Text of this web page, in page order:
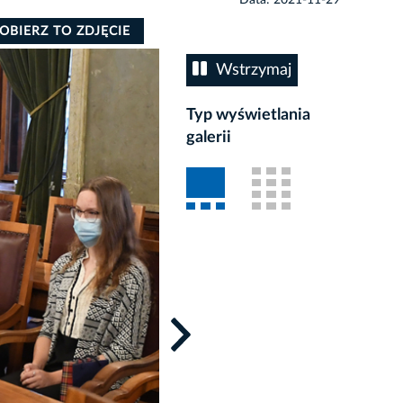
Wstrzymaj
Typ wyświetlania
galerii
TO ZDJĘCIE